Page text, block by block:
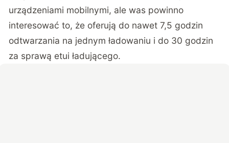
urządzeniami mobilnymi, ale was powinno
interesować to, że oferują do nawet 7,5 godzin
odtwarzania na jednym ładowaniu i do 30 godzin
za sprawą etui ładującego.